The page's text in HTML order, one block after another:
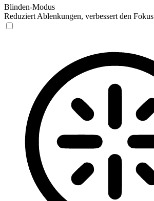
Blinden-Modus
Reduziert Ablenkungen, verbessert den Fokus